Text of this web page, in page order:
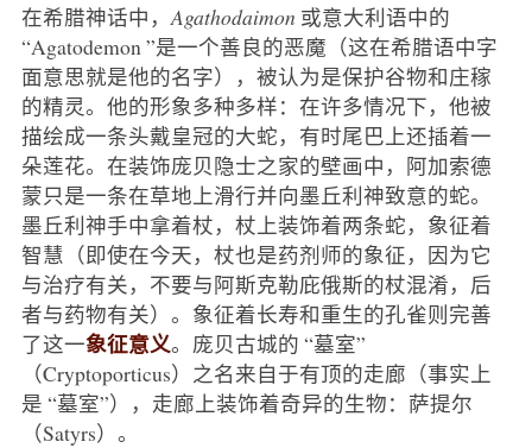
在希腊神话中， Agathodaimon 或意大利语中的
“Agatodemon ”是一个善良的恶魔（这在希腊语中字
面意思就是他的名字），被认为是保护谷物和庄稼
的精灵。他的形象多种多样：在许多情况下，他被
描绘成一条头戴皇冠的大蛇，有时尾巴上还插着一
朵莲花。在装饰庞贝隐士之家的壁画中，阿加索德
蒙只是一条在草地上滑行并向墨丘利神致意的蛇。
墨丘利神手中拿着杖，杖上装饰着两条蛇，象征着
智慧（即使在今天，杖也是药剂师的象征，因为它
与治疗有关，不要与阿斯克勒庇俄斯的杖混淆，后
者与药物有关）。象征着长寿和重生的孔雀则完善
了这一象征意义。庞贝古城的 “墓室”
（Cryptoporticus）之名来自于有顶的走廊（事实上
是 “墓室”），走廊上装饰着奇异的生物：萨提尔
（Satyrs）。